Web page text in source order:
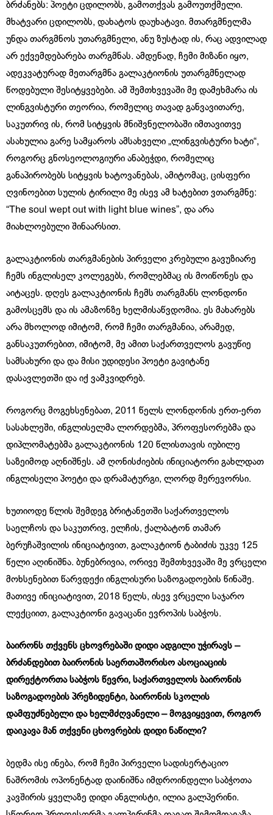
ბრძანებს: პოეტი ცდილობს, გამოთქვას გამოუთქმელი.
მხატვარი ცდილობს, დახატოს დაუხატავი. მთარგმნელმა
უნდა თარგმნოს უთარგმნელი, ანუ ზუსტად ის, რაც ადვილად
არ ექვემდებარება თარგმნას. ამდენად, ჩემი მიზანი იყო,
ადეკვატურად მეთარგმნა გალაკტიონის უთარგმნელად
წოდებული შესიტყვებები. ამ შემთხვევაში მე დამეხმარა ის
ლინგვისტური თეორია, რომელიც თავად განვავითარე,
საკუთრივ ის, რომ სიტყვის მნიშვნელობაში იმთავითვე
ასახულია გარე სამყაროს ამსახველი „ლინგვისტური ხატი“,
როგორც გნოსეოლოგიური ანაბეჭდი, რომელიც
განაპირობებს სიტყვის ხატოვანებას, ამიტომაც, ცისფერი
ღვინოებით სულის ტირილი მე ისევ ამ ხატებით ვთარგმნე:
“The soul wept out with light blue wines”, და არა
მიახლოებული შინაარსით.
გალაკტიონის თარგმანების პირველი კრებული გავუზიარე
ჩემს ინგლისელ კოლეგებს, რომლებმაც ის მოიწონეს და
აიტაცეს. დღეს გალაკტიონის ჩემს თარგმანს ლონდონი
გამოსცემს და ის ამაზონზე ხელმისაწვდომია. ეს მახარებს
არა მხოლოდ იმიტომ, რომ ჩემი თარგმანია, არამედ,
განსაკუთრებით, იმიტომ, მე ამით საქართველოს გავუწიე
სამსახური და და მისი უდიდესი პოეტი გავიტანე
დასავლეთში და იქ ვამკვიდრებ.
როგორც მოგეხსენებათ, 2011 წელს ლონდონის ერთ-ერთ
სასახლეში, ინგლისელმა ლორდებმა, პროფესორებმა და
დიპლომატებმა გალაკტიონის 120 წლისთავის იუბილე
საზეიმოდ აღნიშნეს. ამ ღონისძიების ინიციატორი გახლდათ
ინგლისელი პოეტი და დრამატურგი, ლორდ მერევორსი.
ხუთიოდე წლის შემდეგ ბრიტანეთში საქართველოს
საელჩოს და საკუთრივ, ელჩის, ქალბატონ თამარ
ბერუჩაშვილის ინიციატივით, გალაკტიონ ტაბიძის უკვე 125
წელი აღინიშნა. ბუნებრივია, ორივე შემთხვევაში მე ვრცელი
მოხსენებით წარვდექი ინგლისური საზოგადოების წინაშე.
მათივე ინიციატივით, 2018 წელს, ისევ ვრცელი საჯარო
ლექციით, გალაკტიონი გავაცანი ევროპის საბჭოს.
ბაირონს თქვენს ცხოვრებაში დიდი ადგილი უჭირავს –
ბრძანდებით ბაირონის საერთაშორისო ასოციაციის
დირექტორთა საბჭოს წევრი, საქართველოს ბაირონის
საზოგადოების პრეზიდენტი, ბაირონის სკოლის
დამფუძნებელი და ხელმძღვანელი – მოგვიყევით, როგორ
დაიკავა მან თქვენი ცხოვრების დიდი ნაწილი?
ბედმა ისე ინება, რომ ჩემი პირველი სადისერტაციო
ნაშრომის ოპონენტად დაინიშნა იმდროინდელი საბჭოთა
კავშირის ყველაზე დიდი ანგლისტი, ილია გალპერინი.